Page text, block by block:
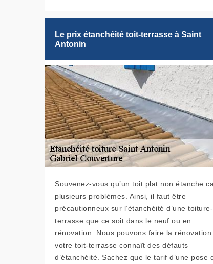
Le prix étanchéité toit-terrasse à Saint
Antonin
Souvenez-vous qu’un toit plat non étanche
plusieurs problèmes. Ainsi, il faut être
précautionneux sur l’étanchéité d’une toiture-
terrasse que ce soit dans le neuf ou en
rénovation. Nous pouvons faire la rénovation
votre toit-terrasse connaît des défauts
d’étanchéité. Sachez que le tarif d’une pose